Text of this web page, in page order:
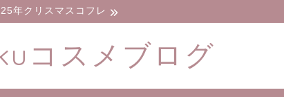
年クリスマスコフレ
コスメブログ